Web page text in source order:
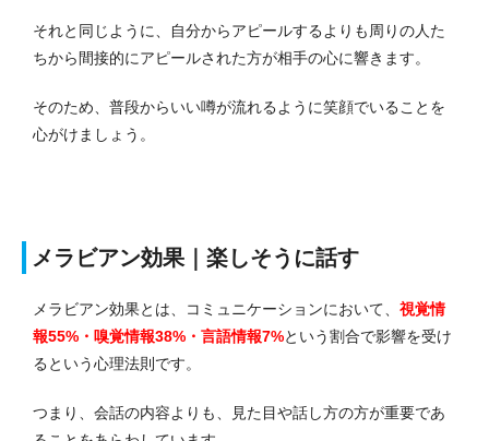
それと同じように、自分からアピールするよりも周りの人た
ちから間接的にアピールされた方が相手の心に響きます。
そのため、普段からいい噂が流れるように笑顔でいることを
心がけましょう。
メラビアン効果｜楽しそうに話す
メラビアン効果とは、コミュニケーションにおいて、 視覚情
報55%・嗅覚情報38%・言語情報7%という割合で影響を受け
るという心理法則です。
つまり、会話の内容よりも、見た目や話し方の方が重要であ